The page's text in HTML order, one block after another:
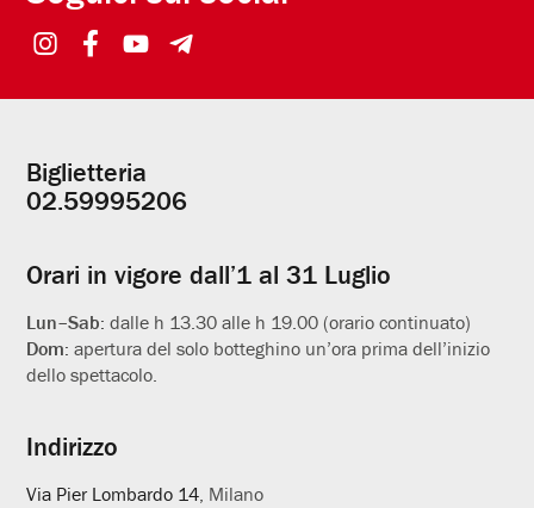
Informazioni
utili
Biglietteria
02.59995206
Orari in vigore dall’1 al 31 Luglio
Lun–Sab:dalle h 13.30 alle h 19.00 (orario continuato)
Dom:apertura del solo botteghino un’ora prima dell’inizio
dello spettacolo.
Indirizzo
Via Pier Lombardo 14, Milano